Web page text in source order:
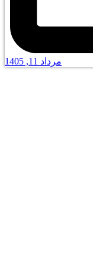
مرداد 11, 1405